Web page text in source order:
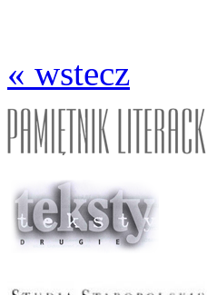
« wstecz